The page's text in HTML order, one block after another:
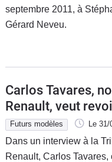
septembre 2011, à
Gérard Neveu.
Carlos Tavares,
Renault, veut
route
Futurs modèles Le 31/
Dans un interview à la
Renault, Carlos